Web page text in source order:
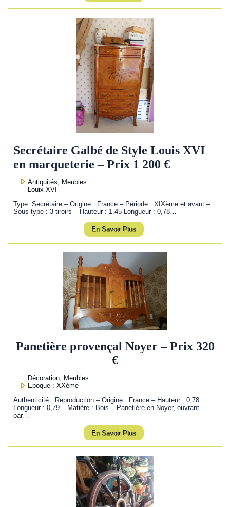
Secrétaire Galbé de Style Louis XVI
en marqueterie – Prix 1 200 €
Antiquités, Meubles
Louix XVI
Type: Secrétaire – Origine : France – Période : XIXème et avant –
Sous-type : 3 tiroirs – Hauteur : 1,45 Longueur : 0,78…
En Savoir Plus
Panetière provençal Noyer – Prix 320
€
Décoration, Meubles
Epoque : XXème
Authenticité : Reproduction – Origine : France – Hauteur : 0,78
Longueur : 0,79 – Matière : Bois – Panetière en Noyer, ouvrant
par…
En Savoir Plus